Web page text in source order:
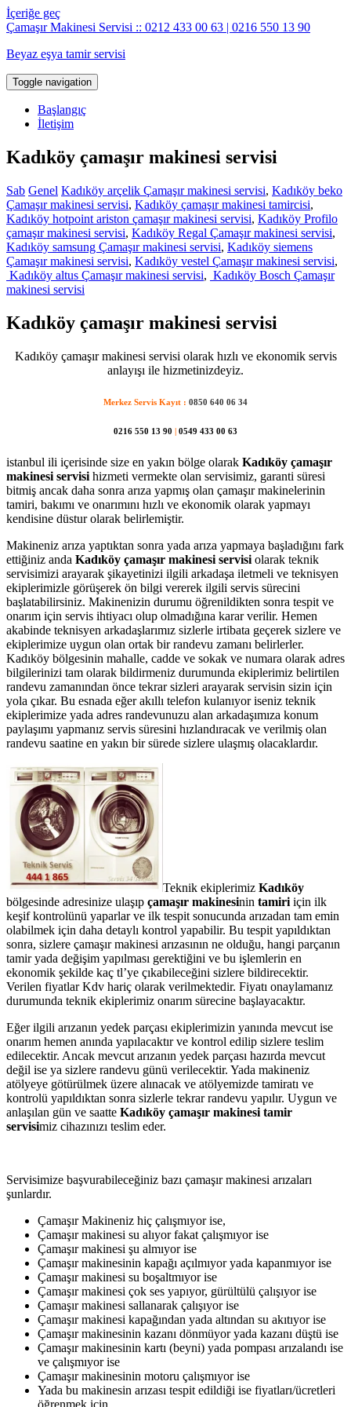
İçeriğe geç
Çamaşır Makinesi Servisi :: 0212 433 00 63 | 0216 550 13 90
Beyaz eşya tamir servisi
Toggle navigation
Başlangıç
İletişim
Kadıköy çamaşır makinesi servisi
Sab Genel Kadıköy arçelik Çamaşır makinesi servisi, Kadıköy beko
Çamaşır makinesi servisi, Kadıköy çamaşır makinesi tamircisi,
Kadıköy hotpoint ariston çamaşır makinesi servisi, Kadıköy Profilo
çamaşır makinesi servisi, Kadıköy Regal Çamaşır makinesi servisi,
Kadıköy samsung Çamaşır makinesi servisi, Kadıköy siemens
Çamaşır makinesi servisi, Kadıköy vestel Çamaşır makinesi servisi,
Kadıköy altus Çamaşır makinesi servisi, Kadıköy Bosch Çamaşır
makinesi servisi
Kadıköy çamaşır makinesi servisi
Kadıköy çamaşır makinesi servisi olarak hızlı ve ekonomik servis
anlayışı ile hizmetinizdeyiz.
Merkez Servis Kayıt : 0850 640 06 34
0216 550 13 90 | 0549 433 00 63
istanbul ili içerisinde size en yakın bölge olarak Kadıköy çamaşır
makinesi servisi hizmeti vermekte olan servisimiz, garanti süresi
bitmiş ancak daha sonra arıza yapmış olan çamaşır makinelerinin
tamiri, bakımı ve onarımını hızlı ve ekonomik olarak yapmayı
kendisine düstur olarak belirlemiştir.
Makineniz arıza yaptıktan sonra yada arıza yapmaya başladığını fark
ettiğiniz anda Kadıköy çamaşır makinesi servisi olarak teknik
servisimizi arayarak şikayetinizi ilgili arkadaşa iletmeli ve teknisyen
ekiplerimizle görüşerek ön bilgi vererek ilgili servis sürecini
başlatabilirsiniz. Makinenizin durumu öğrenildikten sonra tespit ve
onarım için servis ihtiyacı olup olmadığına karar verilir. Hemen
akabinde teknisyen arkadaşlarımız sizlerle irtibata geçerek sizlere ve
ekiplerimize uygun olan ortak bir randevu zamanı belirlerler.
Kadıköy bölgesinin mahalle, cadde ve sokak ve numara olarak adres
bilgilerinizi tam olarak bildirmeniz durumunda ekiplerimiz belirtilen
randevu zamanından önce tekrar sizleri arayarak servisin sizin için
yola çıkar. Bu esnada eğer akıllı telefon kulanıyor iseniz teknik
ekiplerimize yada adres randevunuzu alan arkadaşımıza konum
paylaşımı yapmanız servis süresini hızlandıracak ve verilmiş olan
randevu saatine en yakın bir sürede sizlere ulaşmış olacaklardır.
Teknik ekiplerimiz Kadıköy
bölgesinde adresinize ulaşıp çamaşır makinesinin tamiri için ilk
keşif kontrolünü yaparlar ve ilk tespit sonucunda arızadan tam emin
olabilmek için daha detaylı kontrol yapabilir. Bu tespit yapıldıktan
sonra, sizlere çamaşır makinesi arızasının ne olduğu, hangi parçanın
tamir yada değişim yapılması gerektiğini ve bu işlemlerin en
ekonomik şekilde kaç tl’ye çıkabileceğini sizlere bildirecektir.
Verilen fiyatlar Kdv hariç olarak verilmektedir. Fiyatı onaylamanız
durumunda teknik ekiplerimiz onarım sürecine başlayacaktır.
Eğer ilgili arızanın yedek parçası ekiplerimizin yanında mevcut ise
onarım hemen anında yapılacaktır ve kontrol edilip sizlere teslim
edilecektir. Ancak mevcut arızanın yedek parçası hazırda mevcut
değil ise ya sizlere randevu günü verilecektir. Yada makineniz
atölyeye götürülmek üzere alınacak ve atölyemizde tamiratı ve
kontrolü yapıldıktan sonra sizlerle tekrar randevu yapılır. Uygun ve
anlaşılan gün ve saatte Kadıköy çamaşır makinesi tamir
servisimiz cihazınızı teslim eder.
Servisimize başvurabileceğiniz bazı çamaşır makinesi arızaları
şunlardır.
Çamaşır Makineniz hiç çalışmıyor ise,
Çamaşır makinesi su alıyor fakat çalışmıyor ise
Çamaşır makinesi şu almıyor ise
Çamaşır makinesinin kapağı açılmıyor yada kapanmıyor ise
Çamaşır makinesi su boşaltmıyor ise
Çamaşır makinesi çok ses yapıyor, gürültülü çalışıyor ise
Çamaşır makinesi sallanarak çalışıyor ise
Çamaşır makinesi kapağından yada altından su akıtıyor ise
Çamaşır makinesinin kazanı dönmüyor yada kazanı düştü ise
Çamaşır makinesinin kartı (beyni) yada pompası arızalandı ise
ve çalışmıyor ise
Çamaşır makinesinin motoru çalışmıyor ise
Yada bu makinesin arızası tespit edildiği ise fiyatları/ücretleri
öğrenmek için